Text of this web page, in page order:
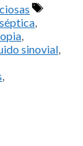
Etiquetas
sinovial